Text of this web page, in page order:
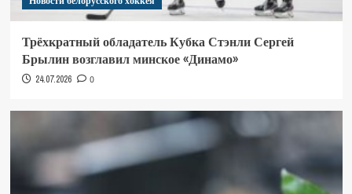
Трёхкратный обладатель Кубка Стэнли Сергей
Брылин возглавил минское «Динамо»
24.07.2026 0